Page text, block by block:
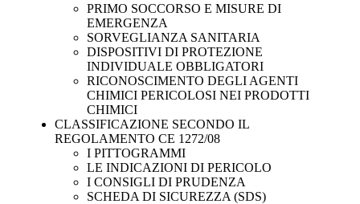
PRIMO SOCCORSO E MISURE DI
EMERGENZA
SORVEGLIANZA SANITARIA
DISPOSITIVI DI PROTEZIONE
INDIVIDUALE OBBLIGATORI
RICONOSCIMENTO DEGLI AGENTI
CHIMICI PERICOLOSI NEI PRODOTTI
CHIMICI
CLASSIFICAZIONE SECONDO IL
REGOLAMENTO CE 1272/08
I PITTOGRAMMI
LE INDICAZIONI DI PERICOLO
I CONSIGLI DI PRUDENZA
SCHEDA DI SICUREZZA (SDS)